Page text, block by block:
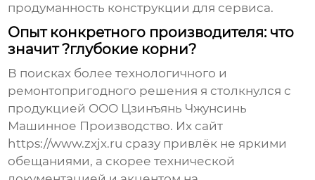
продуманность конструкции для сервиса.
Опыт конкретного производителя: что
значит ?глубокие корни?
В поисках более технологичного и
ремонтопригодного решения я столкнулся с
продукцией ООО Цзинъянь Чжунсинь
Машинное Производство. Их сайт
https://www.zxjx.ru сразу привлёк не яркими
обещаниями, а скорее технической